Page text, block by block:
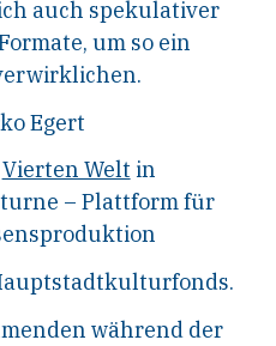
auch spekulativer
um so ein
Egert
Vierten Welt in
– Plattform für
während der